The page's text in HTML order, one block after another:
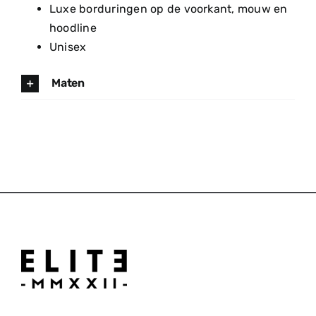
Luxe borduringen op de voorkant, mouw en
hoodline
Unisex
Maten